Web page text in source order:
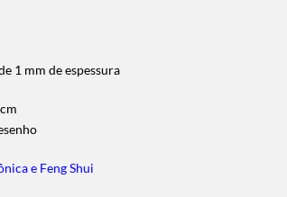
1 mm de espessura
e Feng Shui